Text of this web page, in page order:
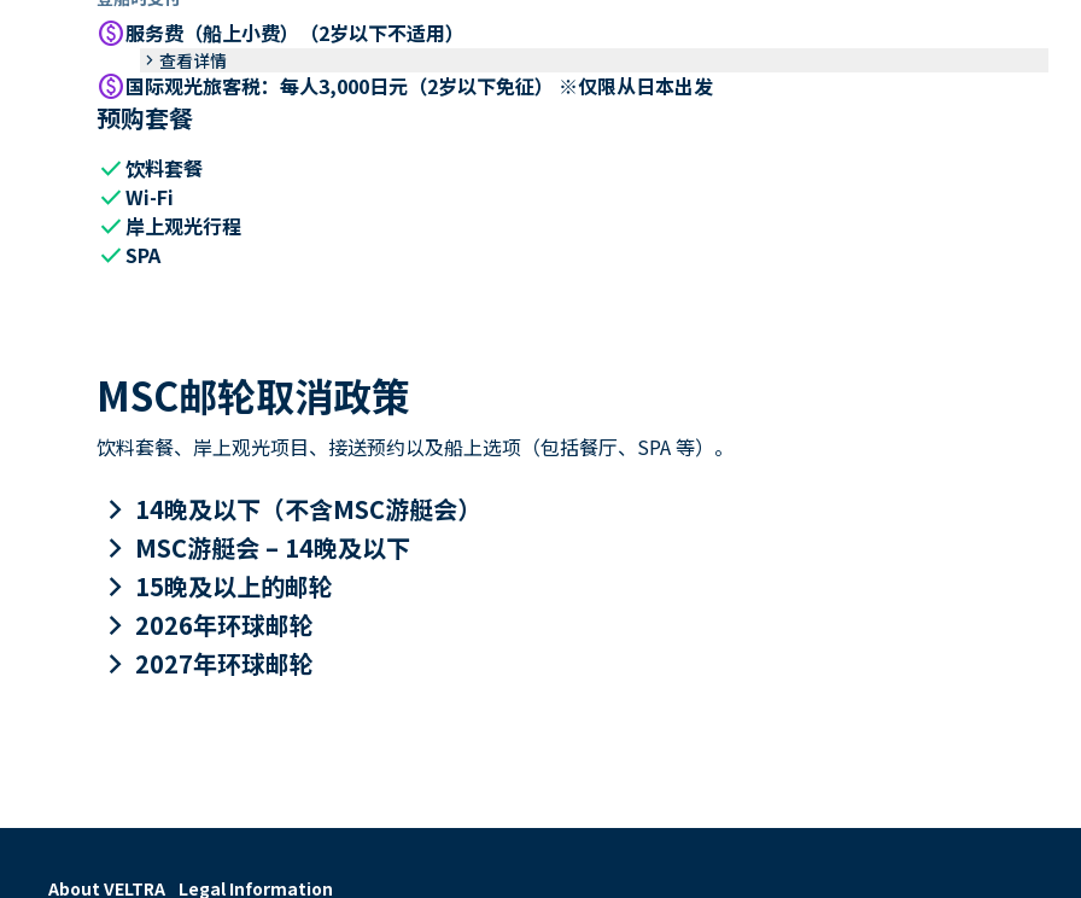
paid服务费（船上小费）（2岁以下不适用）
keyboard_arrow_right 查看详情
paid国际观光旅客税：每人3,000日元（2岁以下免征） ※仅限从日本出发
预购套餐
check饮料套餐
checkWi-Fi
check 岸上观光行程
checkSPA
MSC邮轮取消政策
饮料套餐、岸上观光项目、接送预约以及船上选项（包括餐厅、SPA 等）。
keyboard_arrow_right 14晚及以下（不含MSC游艇会）
keyboard_arrow_right MSC游艇会 – 14晚及以下
keyboard_arrow_right 15晚及以上的邮轮
keyboard_arrow_right 2026年环球邮轮
keyboard_arrow_right 2027年环球邮轮
About VELTRA Legal Information